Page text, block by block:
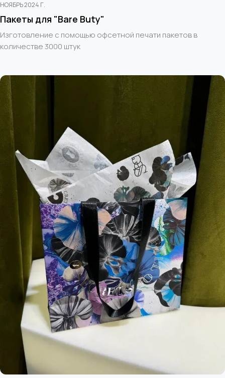
НОЯБРЬ 2024 Г.
Пакеты для "Bare Buty"
Изготовление с помощью офсетной печати пакетов в
количестве 3000 штук